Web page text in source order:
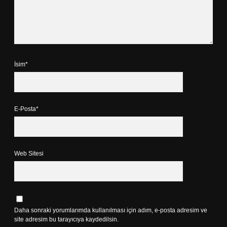
İsim*
E-Posta*
Web Sitesi
Daha sonraki yorumlarımda kullanılması için adım, e-posta adresim ve
site adresim bu tarayıcıya kaydedilsin.